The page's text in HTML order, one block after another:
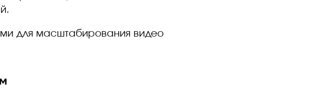
для масштабирования видео